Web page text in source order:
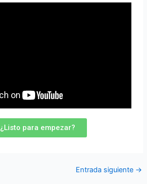
¿Listo para empezar?
Entrada siguiente →